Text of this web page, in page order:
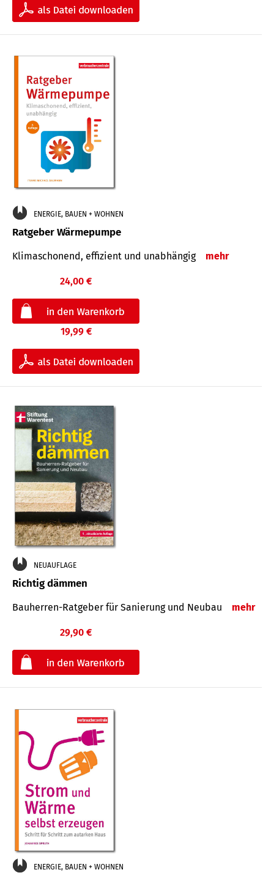
ENERGIE, BAUEN + WOHNEN
Ratgeber Wärmepumpe
Klimaschonend, effizient und unabhängig mehr
24,00 €
19,99 €
NEUAUFLAGE
Richtig dämmen
Bauherren-Ratgeber für Sanierung und Neubau mehr
29,90 €
ENERGIE, BAUEN + WOHNEN